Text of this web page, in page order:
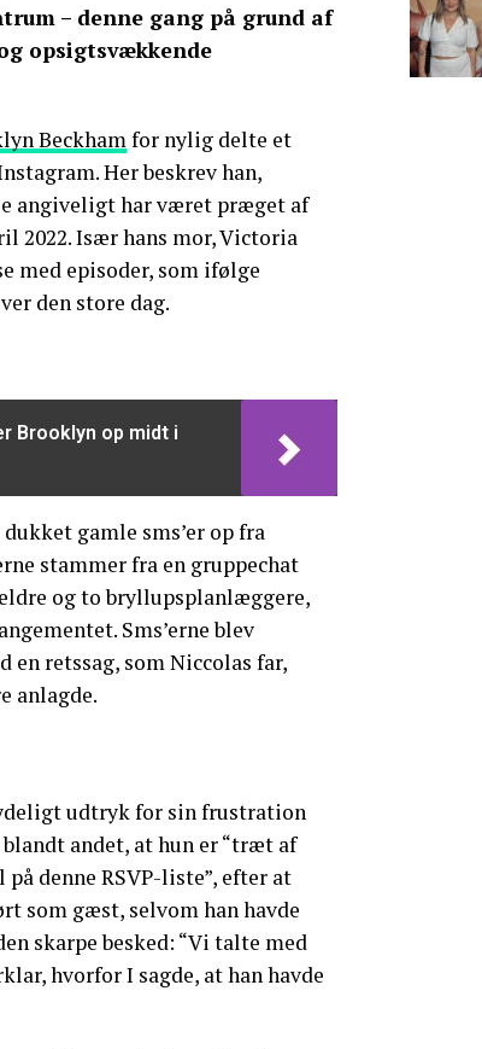
– denne gang på grund af
opsigtsvækkende
Beckhamfor nylig delte et
Her beskrev han,
angiveligt har været præget af
2022. Især hans mor, Victoria
med episoder, som ifølge
den store dag.
Brooklyn op midt i
gamle sms’er op fra
stammer fra en gruppechat
og to bryllupsplanlæggere,
Sms’erne blev
retssag, som Niccolas far,
anlagde.
udtryk for sin frustration
andet, at hun er “træt af
denne RSVP-liste”, efter at
som gæst, selvom han havde
skarpe besked: “Vi talte med
hvorfor I sagde, at han havde